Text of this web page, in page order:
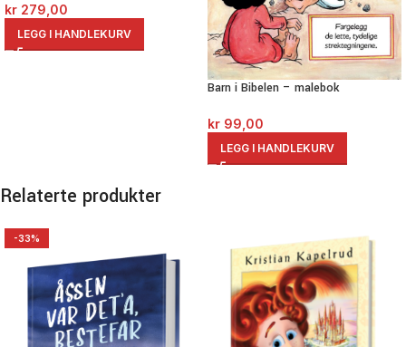
kr 279,00
LEGG I HANDLEKURV
Barn i Bibelen – malebok
kr 99,00
LEGG I HANDLEKURV
Relaterte produkter
-33%